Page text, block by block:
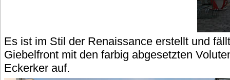
Es ist im Stil der Renaissance erstellt und
Giebelfront mit den farbig abgesetzten
Eckerker auf.